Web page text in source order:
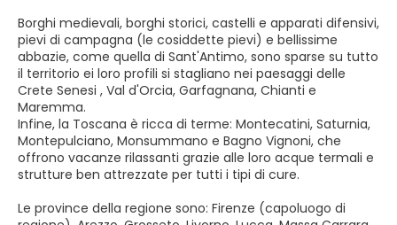
Borghi medievali, borghi storici, castelli e apparati difensivi,
pievi di campagna (le cosiddette pievi) e bellissime
abbazie, come quella di Sant'Antimo, sono sparse su tutto
il territorio ei loro profili si stagliano nei paesaggi delle
Crete Senesi , Val d'Orcia, Garfagnana, Chianti e
Maremma.
Infine, la Toscana è ricca di terme: Montecatini, Saturnia,
Montepulciano, Monsummano e Bagno Vignoni, che
offrono vacanze rilassanti grazie alle loro acque termali e
strutture ben attrezzate per tutti i tipi di cure.
Le province della regione sono: Firenze (capoluogo di